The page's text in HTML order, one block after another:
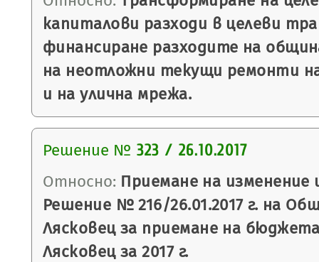
капиталови разходи в целеви
финансиране разходите на
на неотложни текущи ремонти
и на улична мрежа.
Решение № 323 / 26.10.2017
Относно: Приемане на изменение
Решение № 216/26.01.2017 г. на
Лясковец за приемане на
Лясковец за 2017 г.